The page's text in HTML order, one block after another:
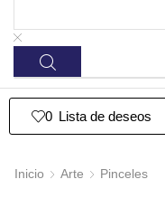
0 Lista de deseos
Inicio Arte Pinceles